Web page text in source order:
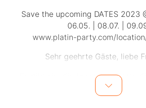
Save the upcoming DATES 2023
06.05. | 08.07. |
www.platin-party.com/
Sehr geehrte Gäste, liebe
Es gibt sie, die besondere Party
erleben muss.
Willk♡mmen zur